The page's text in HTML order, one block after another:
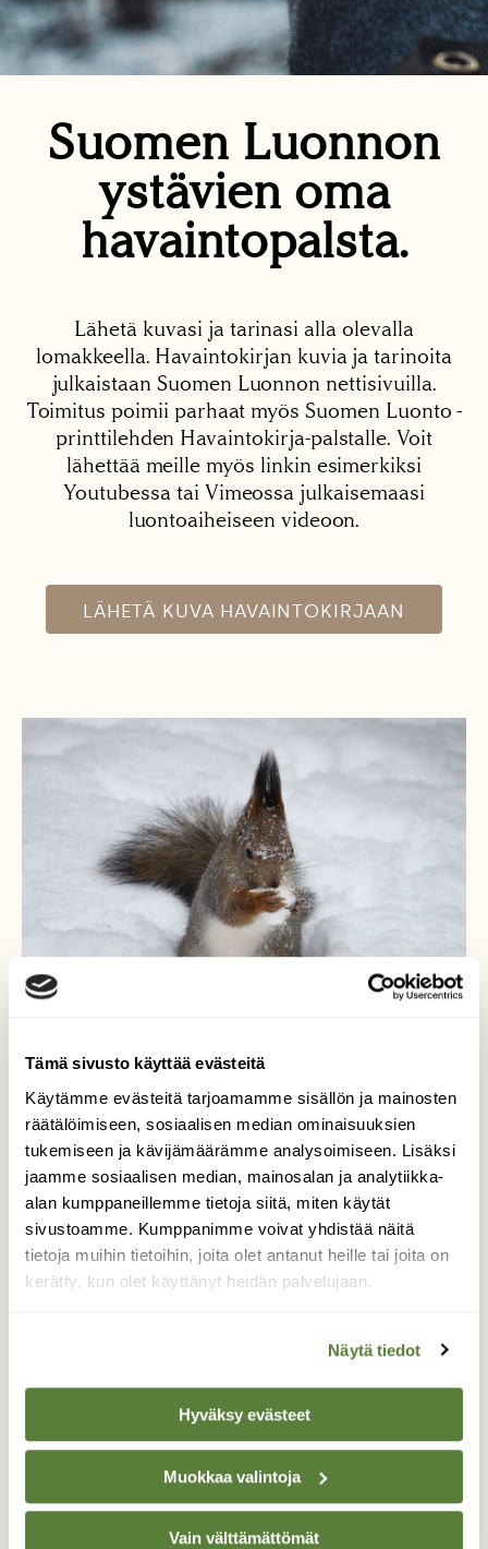
Tämä sivusto käyttää evästeitä
Käytämme evästeitä tarjoamamme sisällön ja mainosten
räätälöimiseen, sosiaalisen median ominaisuuksien
tukemiseen ja kävijämäärämme analysoimiseen. Lisäksi
jaamme sosiaalisen median, mainosalan ja analytiikka-
alan kumppaneillemme tietoja siitä, miten käytät
sivustoamme. Kumppanimme voivat yhdistää näitä
tietoja muihin tietoihin, joita olet antanut heille tai joita on
kerätty, kun olet käyttänyt heidän palvelujaan.
Näytä tiedot
Hyväksy evästeet
Muokkaa valintoja
Vain välttämättömät
Suomen Luonnon
ystävien oma
havaintopalsta.
Lähetä kuvasi ja tarinasi alla olevalla
lomakkeella. Havaintokirjan kuvia ja tarinoita
julkaistaan Suomen Luonnon nettisivuilla.
Toimitus poimii parhaat myös Suomen Luonto -
printtilehden Havaintokirja-palstalle. Voit
lähettää meille myös linkin esimerkiksi
Youtubessa tai Vimeossa julkaisemaasi
luontoaiheiseen videoon.
LÄHETÄ KUVA HAVAINTOKIRJAAN
Helpotusta helteeseen
Helle hellii. Tänään, 5.8.2014 klo 15,
varjolämpötila + 29 astetta. Enpä olisi
arvannut, että tällaisena kauniina
kesäpäivänä muistelisin kaihoisasti talven
pakkaspäiviä ja hohtavan valkeita hankia.
Sääennusteet lupailevat helpotusta
Valokuvaaja: Tuula Vilva, Vantaa 23.1.2011